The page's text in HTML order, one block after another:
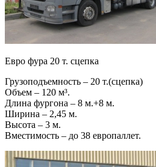
Евро фура 20 т. сцепка
Грузоподъемность – 20 т.(сцепка)
Объем – 120 м³.
Длина фургона – 8 м.+8 м.
Ширина – 2,45 м.
Высота – 3 м.
Вместимость – до 38 европаллет.